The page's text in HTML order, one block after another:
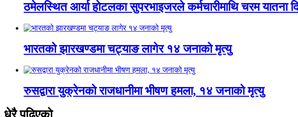
ठमेलस्थित आर्या होटलका सुपरभाइजरले कर्मचारीमाथि चरम यातना
भारतको झारखण्डमा चट्याङ लागेर १४ जनाको मृत्यु
रुसद्वारा युक्रेनको राजधानीमा भीषण हमला, १४ जनाको मृत्यु
धेरै पढिएको